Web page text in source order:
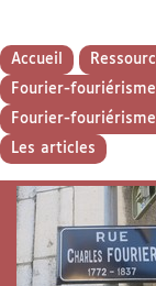
Accueil
Fourier-
Fourier-
Les articles